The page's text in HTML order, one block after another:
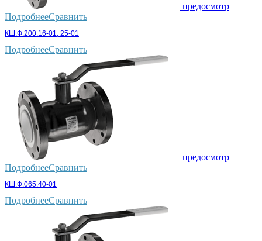
предосмотр
ПодробнееСравнить
КШ.Ф.200.16-01, 25-01
ПодробнееСравнить
предосмотр
ПодробнееСравнить
КШ.Ф.065.40-01
ПодробнееСравнить